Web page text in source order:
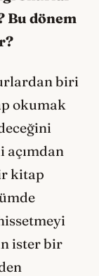
Bu dönem
biri
okumak
açımdan
kitap
ister bir